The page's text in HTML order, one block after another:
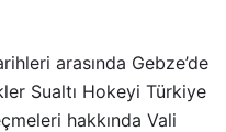
arasında Gebze’de
Sualtı Hokeyi Türkiye
hakkında Vali